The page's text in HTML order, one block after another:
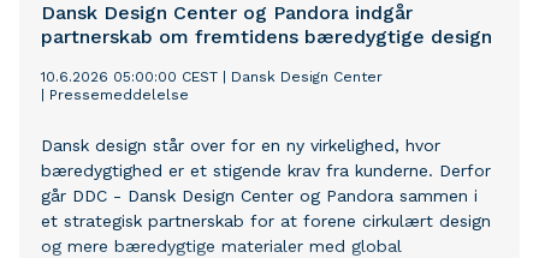
Dansk Design Center og Pandora indgår
partnerskab om fremtidens bæredygtige design
10.6.2026 05:00:00 CEST
Dansk Design Center
Pressemeddelelse
Dansk design står over for en ny virkelighed, hvor
bæredygtighed er et stigende krav fra kunderne. Derfor
går DDC - Dansk Design Center og Pandora sammen i
et strategisk partnerskab for at forene cirkulært design
og mere bæredygtige materialer med global